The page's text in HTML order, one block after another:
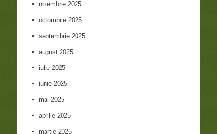
noiembrie 2025
octombrie 2025
septembrie 2025
august 2025
iulie 2025
iunie 2025
mai 2025
aprilie 2025
martie 2025